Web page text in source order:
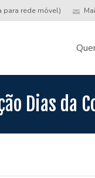
para rede móvel)
Dias da